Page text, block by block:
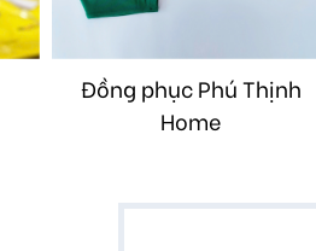
Đồng phục Phú Thịnh
Home